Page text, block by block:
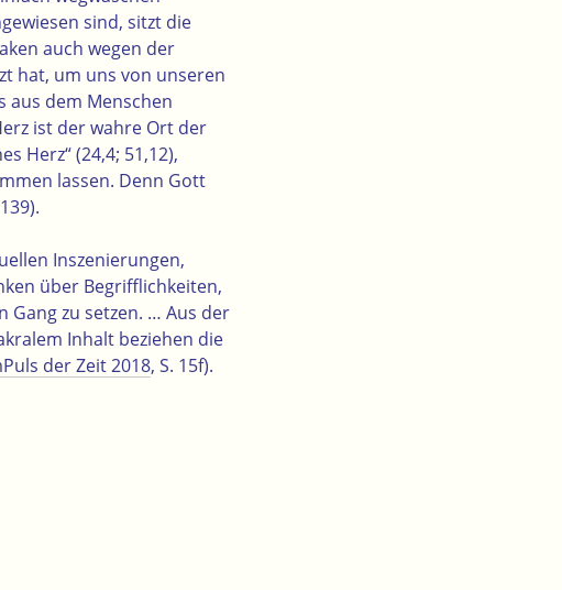
sind, sitzt die
auch wegen der
hat, um uns von unseren
aus dem Menschen
ist der wahre Ort der
Herz“ (24,4; 51,12),
lassen. Denn Gott
Inszenierungen,
über Begrifflichkeiten,
Gang zu setzen. … Aus der
Inhalt beziehen die
der Zeit 2018, S. 15f).